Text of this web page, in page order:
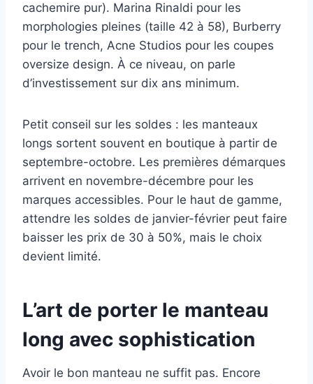
cachemire pur). Marina Rinaldi pour les
morphologies pleines (taille 42 à 58), Burberry
pour le trench, Acne Studios pour les coupes
oversize design. À ce niveau, on parle
d’investissement sur dix ans minimum.
Petit conseil sur les soldes : les manteaux
longs sortent souvent en boutique à partir de
septembre-octobre. Les premières démarques
arrivent en novembre-décembre pour les
marques accessibles. Pour le haut de gamme,
attendre les soldes de janvier-février peut faire
baisser les prix de 30 à 50%, mais le choix
devient limité.
L’art de porter le manteau
long avec sophistication
Avoir le bon manteau ne suffit pas. Encore